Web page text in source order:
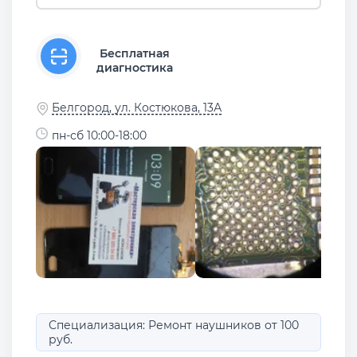
Бесплатная
диагностика
Белгород, ул. Костюкова, 13А
пн-сб 10:00-18:00
Специализация: Ремонт наушников от 100
руб.